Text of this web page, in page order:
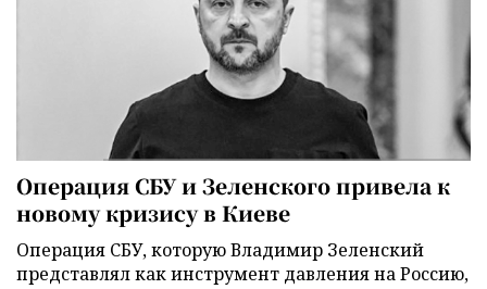
Операция СБУ и Зеленского привела к
новому кризису в Киеве
Операция СБУ, которую Владимир Зеленский
представлял как инструмент давления на Россию,